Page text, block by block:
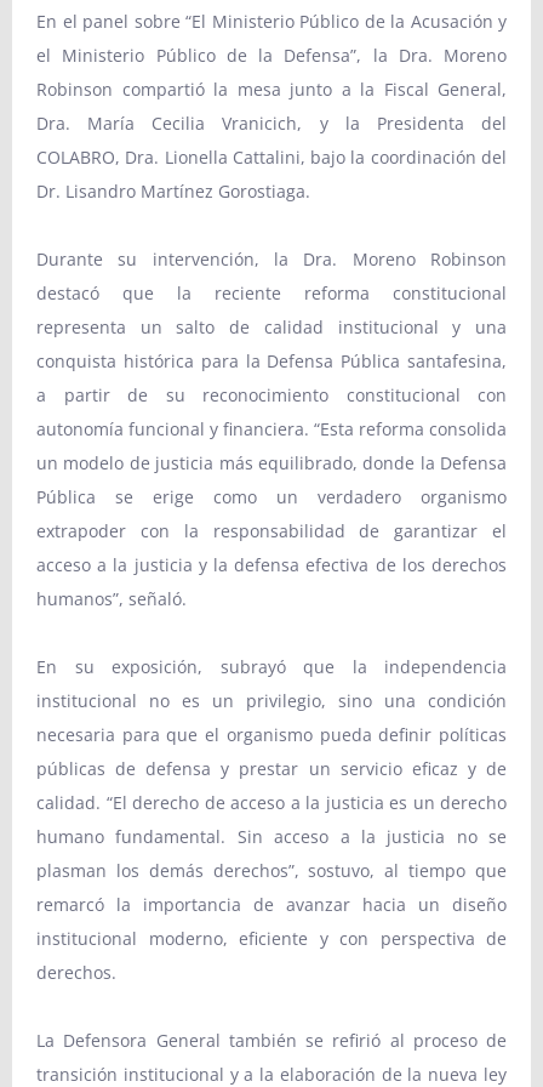
En el panel sobre “El Ministerio Público de la Acusación y
el Ministerio Público de la Defensa”, la Dra. Moreno
Robinson compartió la mesa junto a la Fiscal General,
Dra. María Cecilia Vranicich, y la Presidenta del
COLABRO, Dra. Lionella Cattalini, bajo la coordinación del
Dr. Lisandro Martínez Gorostiaga.
Durante su intervención, la Dra. Moreno Robinson
destacó que la reciente reforma constitucional
representa un salto de calidad institucional y una
conquista histórica para la Defensa Pública santafesina,
a partir de su reconocimiento constitucional con
autonomía funcional y financiera. “Esta reforma consolida
un modelo de justicia más equilibrado, donde la Defensa
Pública se erige como un verdadero organismo
extrapoder con la responsabilidad de garantizar el
acceso a la justicia y la defensa efectiva de los derechos
humanos”, señaló.
En su exposición, subrayó que la independencia
institucional no es un privilegio, sino una condición
necesaria para que el organismo pueda definir políticas
públicas de defensa y prestar un servicio eficaz y de
calidad. “El derecho de acceso a la justicia es un derecho
humano fundamental. Sin acceso a la justicia no se
plasman los demás derechos”, sostuvo, al tiempo que
remarcó la importancia de avanzar hacia un diseño
institucional moderno, eficiente y con perspectiva de
derechos.
La Defensora General también se refirió al proceso de
transición institucional y a la elaboración de la nueva ley